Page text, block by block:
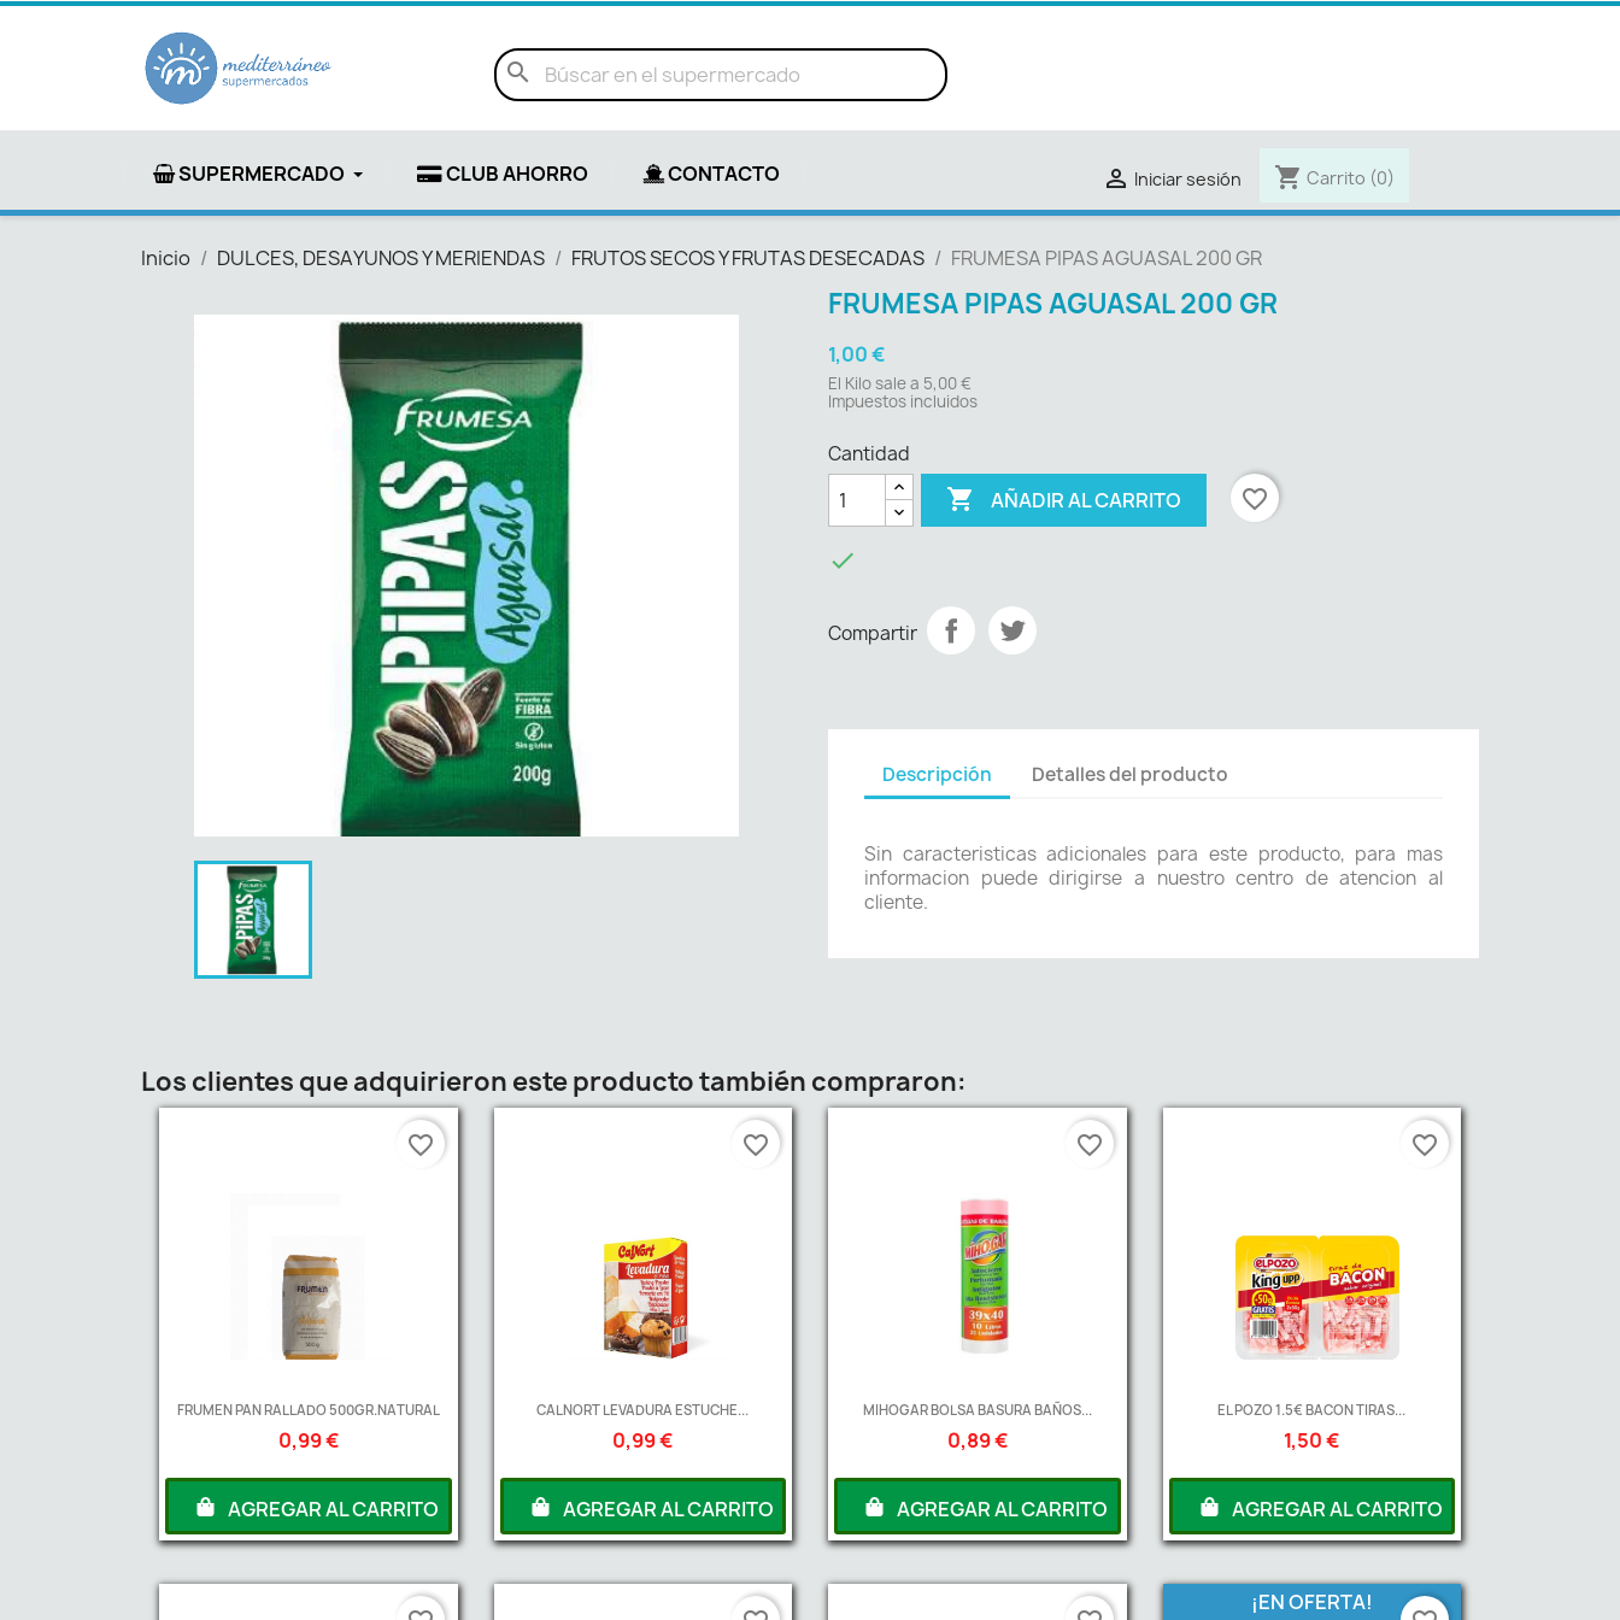
 Iniciar sesión shopping_cart Carrito (0)
search
SUPERMERCADO CLUB AHORRO CONTACTO
Inicio DULCES, DESAYUNOS Y MERIENDAS FRUTOS SECOS Y FRUTAS DESECADAS FRUMESA PIPAS AGUASAL 200 GR
FRUMESA PIPAS AGUASAL 200 GR
1,00 €
El Kilo sale a 5,00 €
Impuestos incluidos
Cantidad
 AÑADIR AL CARRITO favorite_border

Compartir
Descripción Detalles del producto
Sin caracteristicas adicionales para este producto, para mas
informacion puede dirigirse a nuestro centro de atencion al
cliente.
Los clientes que adquirieron este producto también compraron:
FRUMEN PAN RALLADO 500GR.NATURAL
0,99 €
AGREGAR AL CARRITO
favorite_border
CALNORT LEVADURA ESTUCHE...
0,99 €
AGREGAR AL CARRITO
favorite_border
MIHOGAR BOLSA BASURA BAÑOS...
0,89 €
AGREGAR AL CARRITO
favorite_border
EL POZO 1.5€ BACON TIRAS...
1,50 €
AGREGAR AL CARRITO
favorite_border
¡EN OFERTA!